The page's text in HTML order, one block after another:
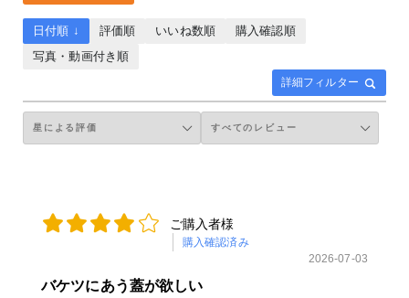
詳細フィルター
日付順 ↓ 評価順 いいね数順
購入確認順
写真・動画付き順
ご購入者様
購入確認済み
2026-07-03
バケツにあう蓋が欲しい